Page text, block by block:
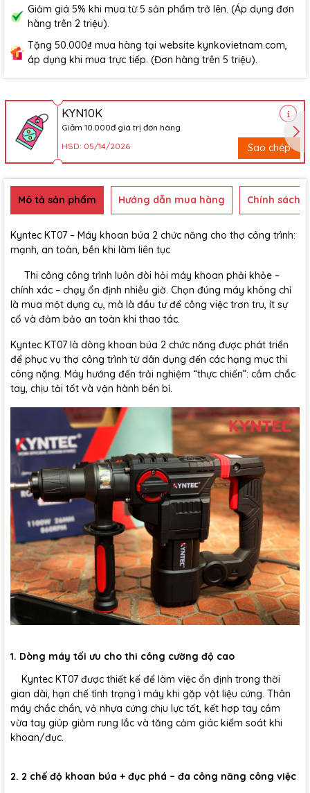
Giảm giá 5% khi mua từ 5 sản phẩm trở lên. (Áp dụng đơn
hàng trên 2 triệu).
Tặng 50.000₫ mua hàng tại website kynkovietnam.com,
áp dụng khi mua trực tiếp. (Đơn hàng trên 5 triệu).
KYN10K
Giảm 10.000đ giá trị đơn hàng
HSD: 05/14/2026
Sao chép
Mô tả sản phẩm Hướng dẫn mua hàng Chính sách
Kyntec KT07 – Máy khoan búa 2 chức năng cho thợ công trình:
mạnh, an toàn, bền khi làm liên tục
Thi công công trình luôn đòi hỏi máy khoan phải khỏe –
chính xác – chạy ổn định nhiều giờ. Chọn đúng máy không chỉ
là mua một dụng cụ, mà là đầu tư để công việc trơn tru, ít sự
cố và đảm bảo an toàn khi thao tác.
Kyntec KT07 là dòng khoan búa 2 chức năng được phát triển
để phục vụ thợ công trình từ dân dụng đến các hạng mục thi
công nặng. Máy hướng đến trải nghiệm “thực chiến”: cầm chắc
tay, chịu tải tốt và vận hành bền bỉ.
1. Dòng máy tối ưu cho thi công cường độ cao
Kyntec KT07 được thiết kế để làm việc ổn định trong thời
gian dài, hạn chế tình trạng ì máy khi gặp vật liệu cứng. Thân
máy chắc chắn, vỏ nhựa cứng chịu lực tốt, kết hợp tay cầm
vừa tay giúp giảm rung lắc và tăng cảm giác kiểm soát khi
khoan/đục.
2. 2 chế độ khoan búa + đục phá – đa công năng công việc